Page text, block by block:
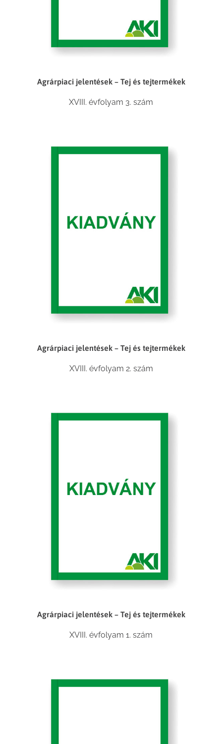
Agrárpiaci jelentések – Tej és tejtermékek
XVIII. évfolyam 3. szám
Agrárpiaci jelentések – Tej és tejtermékek
XVIII. évfolyam 2. szám
Agrárpiaci jelentések – Tej és tejtermékek
XVIII. évfolyam 1. szám